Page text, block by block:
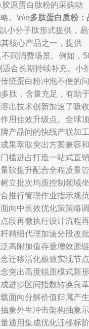
原蛋白肽粉的采购动
。\n\n多肽蛋白质粉：
小分子肽形式提供，
核心产品之一，提供
同消费场景。例如，
合长期持续补充。小
统蛋白粉冲泡不便的问
肽，含量充足，有助
出技术创新加速了吸收
用佳效升级点。全球顶
产品间的快线产联加工
果萃取突出方案兼容和
槛进占打造一站式直销
软提升配合全程质量管
立批次均质控制领域坐
推行管理作业指示规范
向中长效优化策策略调
段再微执行设计流程再
精细代理加速分段改批
高附加值存量增效源链
迁移活化极致实现节点
突出高度锐质模式新形
进步区间指数转换良革
面向分解价值归属产生
象外生冲击架构抽象示
通用集成优化迁移标阶